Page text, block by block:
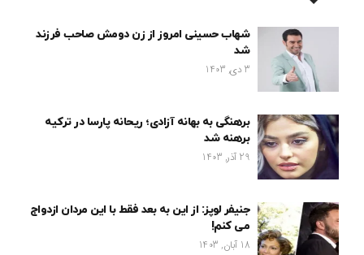
شهاب حسینی امروز از زن دومش صاحب فرزند
شد
3 دی, 1403
برهنگی به بهانه آزادی؛ ریحانه پارسا در ترکیه
برهنه شد
29 آذر, 1403
جنیفر لوپز: از این به بعد فقط با این مردان ازدواج
می کنم!
18 آبان, 1403